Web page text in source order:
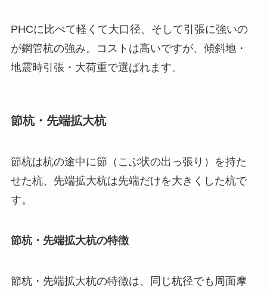
PHCに比べて軽くて大口径、そして引張に強いの
が鋼管杭の強み。コストは高いですが、傾斜地・
地震時引張・大荷重で選ばれます。
節杭・先端拡大杭
節杭は杭の途中に節（こぶ状の出っ張り）を持た
せた杭、先端拡大杭は先端だけを大きくした杭で
す。
節杭・先端拡大杭の特徴
節杭・先端拡大杭の特徴は、同じ杭径でも周面摩